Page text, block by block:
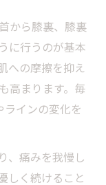
徹底比較
引き出す秘
アの魅力
イント解説
スの実践法
コツを紹介
から膝裏、膝裏
に行うのが基本
への摩擦を抑え
高まります。毎
インの変化を
、痛みを我慢し
しく続けること